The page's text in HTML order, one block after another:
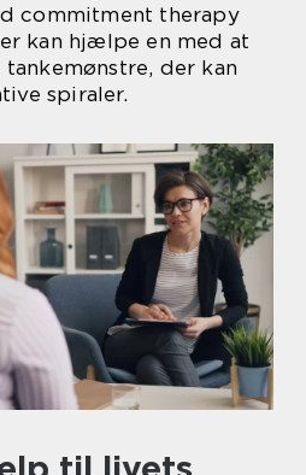
commitment therapy
kan hjælpe en med at
der kan
spiraler.